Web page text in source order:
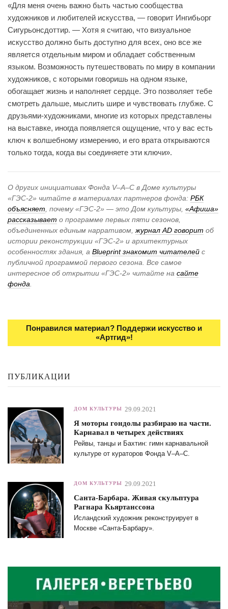
«Для меня очень важно быть частью сообщества
художников и любителей искусства, — говорит Ингибьорг
Сигурьонсдоттир. — Хотя я считаю, что визуальное
искусство должно быть доступно для всех, оно все же
является отдельным миром и обладает собственным
языком. Возможность путешествовать по миру в компании
художников, с которыми говоришь на одном языке,
обогащает жизнь и наполняет сердце. Это позволяет тебе
смотреть дальше, мыслить шире и чувствовать глубже. С
друзьями-художниками, многие из которых представлены
на выставке, иногда появляется ощущение, что у вас есть
ключ к волшебному измерению, и его врата открываются
только тогда, когда вы соединяете эти ключи».
О других инициативах Фонда V–A–C в Доме культуры
«ГЭС-2» читайте в материалах партнеров фонда: РБК
объясняет , почему «ГЭС-2» — это Дом культуры, «Афиша»
рассказывает о программе первых пяти сезонов,
объединенных единым нарративом, журнал AD говорит об
истории реконструкции «ГЭС-2» и архитектурных
особенностях здания, а Blueprint знакомит читателей с
публичной программой первого сезона. Все самое
интересное об открытии «ГЭС-2» читайте на сайте
фонда
Понравился материал? Поддержи искусство и
«Артгид»!
ПУБЛИКАЦИИ
ДОМ КУЛЬТУРЫ 29.09.2021
Я моторы гондолы разбираю на части.
Карнавал в четырех действиях
Рейвы, танцы и Бахтин: гимн карнавальной
культуре от кураторов Фонда V–A–C.
ДОМ КУЛЬТУРЫ 29.09.2021
Санта-Барбара. Живая скульптура
Рагнара Кьяртанссона
Исландский художник реконструирует в
Москве «Санта-Барбару».